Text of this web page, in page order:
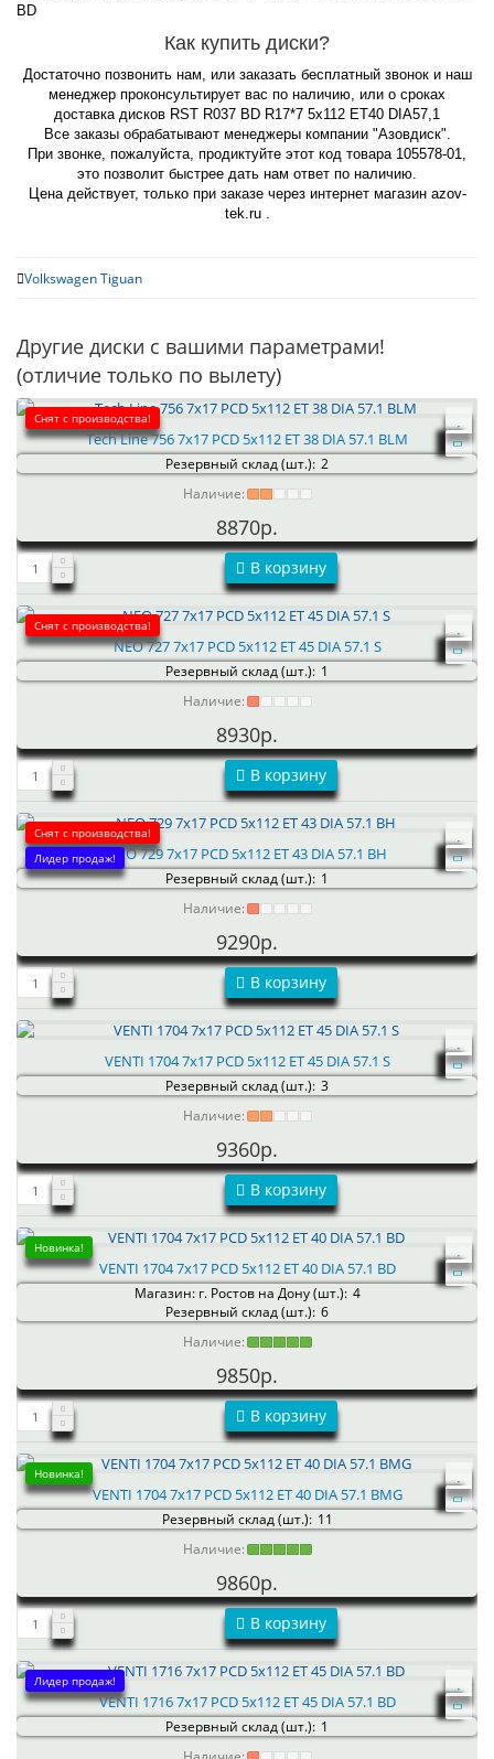
BD
Как купить диски?
Достаточно позвонить нам, или заказать бесплатный звонок и наш
менеджер проконсультирует вас по наличию, или о сроках
доставка дисков RST R037 BD R17*7 5x112 ET40 DIA57,1
Все заказы обрабатывают менеджеры компании "Азовдиск".
При звонке, пожалуйста, продиктуйте этот код товара 105578-01,
это позволит быстрее дать нам ответ по наличию.
Цена действует, только при заказе через интернет магазин azov-
tek.ru .
Volkswagen Tiguan
Другие диски с вашими параметрами!
(отличие только по вылету)
Снят с производства!
Tech Line 756 7x17 PCD 5x112 ET 38 DIA 57.1 BLM
Резервный склад (шт.): 2
Наличие:
8870р.
В корзину
Снят с производства!
NEO 727 7x17 PCD 5x112 ET 45 DIA 57.1 S
Резервный склад (шт.): 1
Наличие:
8930р.
В корзину
Снят с производства!
Лидер продаж!NEO 729 7x17 PCD 5x112 ET 43 DIA 57.1 BH
Резервный склад (шт.): 1
Наличие:
9290р.
В корзину
VENTI 1704 7x17 PCD 5x112 ET 45 DIA 57.1 S
Резервный склад (шт.): 3
Наличие:
9360р.
В корзину
Новинка!
VENTI 1704 7x17 PCD 5x112 ET 40 DIA 57.1 BD
Магазин: г. Ростов на Дону (шт.): 4
Резервный склад (шт.): 6
Наличие:
9850р.
В корзину
Новинка!
VENTI 1704 7x17 PCD 5x112 ET 40 DIA 57.1 BMG
Резервный склад (шт.): 11
Наличие:
9860р.
В корзину
Лидер продаж!
VENTI 1716 7x17 PCD 5x112 ET 45 DIA 57.1 BD
Резервный склад (шт.): 1